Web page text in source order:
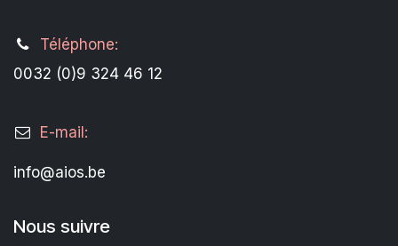
Téléphone:
0032 (0)9 324 46 12
E-mail:
info@aios.be
Nous suivre